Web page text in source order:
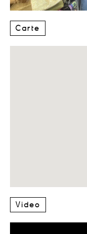
Carte
Video